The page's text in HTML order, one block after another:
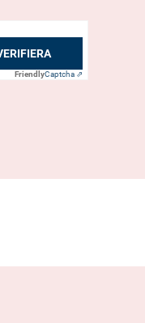
FriendlyCaptcha ⇗